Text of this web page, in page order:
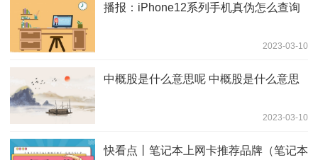
播报：iPhone12系列手机真伪怎么查询
2023-03-10
中概股是什么意思呢 中概股是什么意思
2023-03-10
快看点丨笔记本上网卡推荐品牌（笔记本